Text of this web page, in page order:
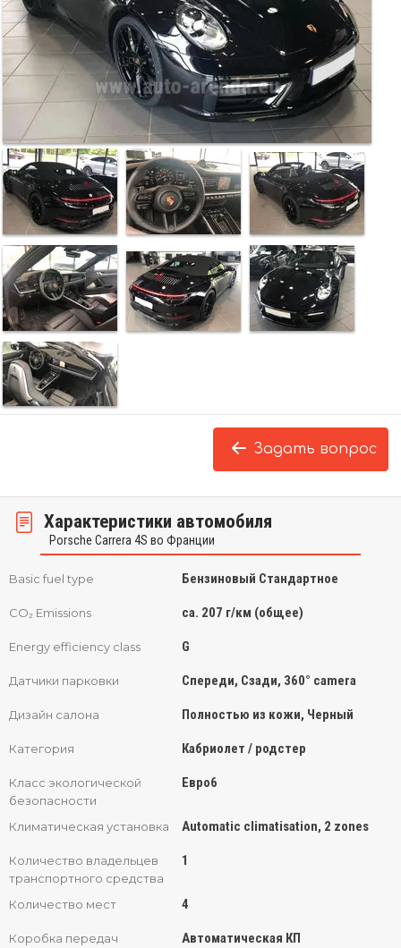
Задать вопрос
Характеристики автомобиля
Porsche Carrera 4S во Франции
Basic fuel type Бензиновый Стандартное
CO₂ Emissions ca. 207 г/км (общее)
Energy efficiency class G
Датчики парковки Спереди, Сзади, 360° camera
Дизайн салона Полностью из кожи, Черный
Категория Кабриолет / родстер
Класс экологической
безопасности
Евро6
Климатическая установка Automatic climatisation, 2 zones
Количество владельцев
транспортного средства
1
Количество мест 4
Коробка передач Автоматическая КП